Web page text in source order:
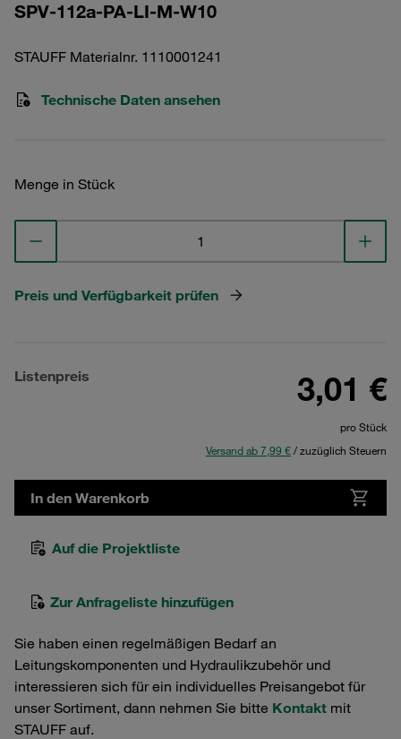
SPV-112a-PA-LI-M-W10
STAUFF Materialnr. 1110001241
Technische Daten ansehen
Menge in Stück
Preis und Verfügbarkeit prüfen
Listenpreis 3,01 €
pro Stück
Versand ab 7,99 €/ zuzüglich Steuern
In den Warenkorb
Auf die Projektliste
Zur Anfrageliste hinzufügen
Sie haben einen regelmäßigen Bedarf an
Leitungskomponenten und Hydraulikzubehör und
interessieren sich für ein individuelles Preisangebot für
unser Sortiment, dann nehmen Sie bitte Kontakt mit
STAUFF auf.